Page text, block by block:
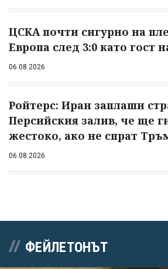
ЦСКА почти сигурно на
Европа след 3:0 като гост
06.08.2026
Ройтерс: Иран заплаши
Персийския залив, че ще
жестоко, ако не спрат
06.08.2026
ФЕЙЛЕТОНЪТ